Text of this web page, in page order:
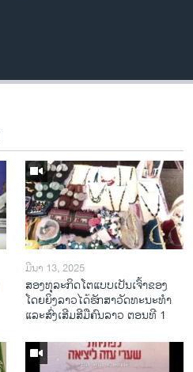
ມີນາ 13, 2025
ສອງທຸລະກິດໂຕແບບເປັນເຈົ້າຂອງ
ໂດຍຍິງລາວໄດ້ຮັກສາວັດທະນະທຳ
ແລະສົ່ງເສີມສີມືຄົນລາວ ຕອນທີ 1